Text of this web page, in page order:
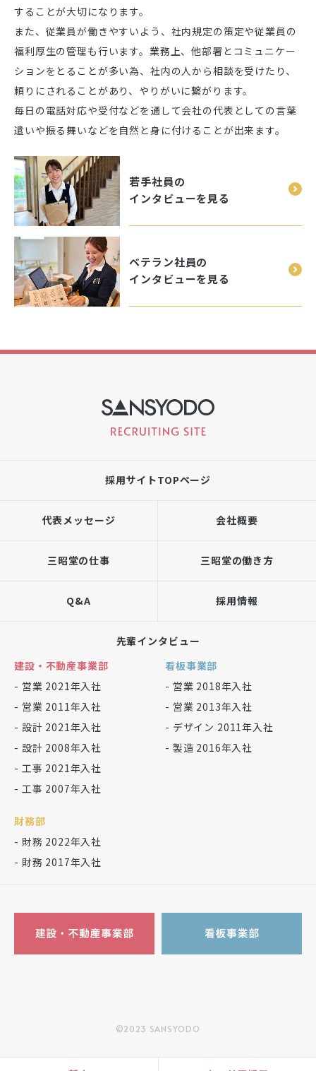
することが大切になります。
また、従業員が働きやすいよう、社内規定の策定や従業員の
福利厚生の管理も行います。業務上、他部署とコミュニケー
ションをとることが多い為、社内の人から相談を受けたり、
頼りにされることがあり、やりがいに繋がります。
毎日の電話対応や受付などを通して会社の代表としての言葉
遣いや振る舞いなどを自然と身に付けることが出来ます。
若手社員の
インタビューを見る
ベテラン社員の
インタビューを見る
採用サイトTOPページ
代表メッセージ 会社概要
三昭堂の仕事 三昭堂の働き方
Q&A 採用情報
先輩インタビュー
建設・不動産事業部
- 営業 2021年入社
- 営業 2011年入社
- 設計 2021年入社
- 設計 2008年入社
- 工事 2021年入社
- 工事 2007年入社
看板事業部
- 営業 2018年入社
- 営業 2013年入社
- デザイン 2011年入社
- 製造 2016年入社
財務部
- 財務 2022年入社
- 財務 2017年入社
©2023 SANSYODO